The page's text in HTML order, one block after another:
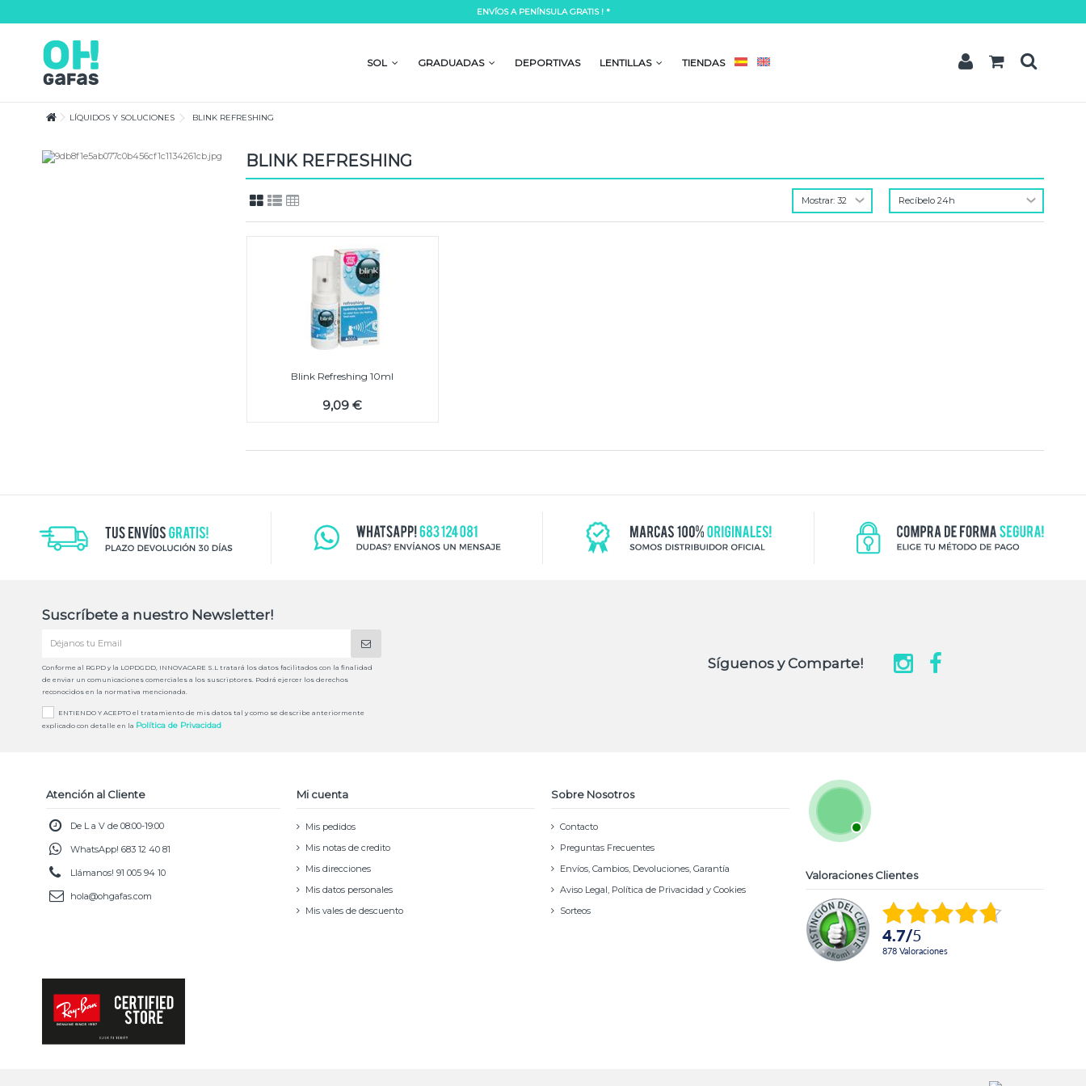
Lorem ipsum dolor sit amet, consectetur adipisicing elit, sed do eiusmod tempor incididunt ut labore et dolore
magna aliqua. Ut enim ad minim veniam, quis nostrud exercitation ullamco laboris nisi ut aliquip ex ea commodo
consequat.
Lorem ipsum dolor sit amet
magna aliqua. Ut enim ad minim veniam, quis nostrud exercitation ullamco laboris nisi ut aliquip ex ea commodo
ENVÍOS A PENÍNSULA GRATIS ! *
SOL GRADUADAS DEPORTIVAS LENTILLAS TIENDAS
LÍQUIDOS Y SOLUCIONES BLINK REFRESHING
BLINK REFRESHING
Blink Refreshing 10ml
9,09 €
Suscríbete a nuestro Newsletter!
Conforme al RGPD y la LOPDGDD, INNOVACARE S.L tratará los datos facilitados con la finalidad
de enviar un comunicaciones comerciales a los suscriptores. Podrá ejercer los derechos
reconocidos en la normativa mencionada.
ENTIENDO Y ACEPTO el tratamiento de mis datos tal y como se describe anteriormente
explicado con detalle en la Política de Privacidad
Síguenos y Comparte!
Atención al Cliente
De L a V de 08:00-19:00
WhatsApp! 683 12 40 81
Llámanos! 91 005 94 10
hola@ohgafas.com
Mi cuenta
Mis pedidos
Mis notas de credito
Mis direcciones
Mis datos personales
Mis vales de descuento
Sobre Nosotros
Contacto
Preguntas Frecuentes
Envíos, Cambios, Devoluciones, Garantía
Aviso Legal, Política de Privacidad y Cookies
Sorteos
Valoraciones Clientes
4.7/5
878 Valoraciones